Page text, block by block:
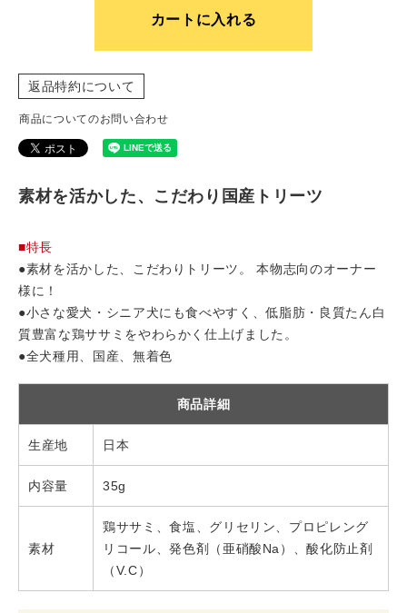
カートに入れる
返品特約について
商品についてのお問い合わせ
素材を活かした、こだわり国産トリーツ
■特長
●素材を活かした、こだわりトリーツ。 本物志向のオーナー
様に！
●小さな愛犬・シニア犬にも食べやすく、低脂肪・良質たん白
質豊富な鶏ササミをやわらかく仕上げました。
●全犬種用、国産、無着色
商品詳細
生産地 日本
内容量 35g
素材
鶏ササミ、食塩、グリセリン、プロピレング
リコール、発色剤（亜硝酸Na）、酸化防止剤
（V.C）